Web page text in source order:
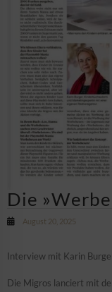
Die
August 20, 2025
Interview mit Karin
Die Migros lanciert mit